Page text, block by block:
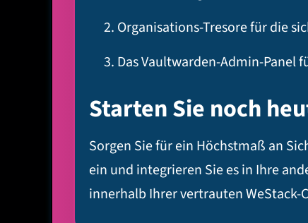
Organisations-Tresore für die
Das Vaultwarden-Admin-Panel
Starten Sie noch
Sorgen Sie für ein Höchstmaß an
ein und integrieren Sie es in Ihre
innerhalb Ihrer vertrauten WeStack-